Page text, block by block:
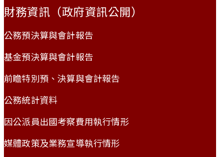
財務資訊（政府資訊公開）
公務預決算與會計報告
基金預決算與會計報告
前瞻特別預、決算與會計報告
公務統計資料
因公派員出國考察費用執行情形
媒體政策及業務宣導執行情形